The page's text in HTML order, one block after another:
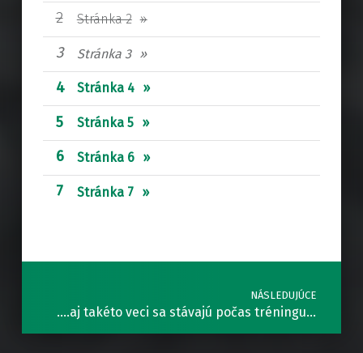
Stránka 2
Stránka 3
Stránka 4
Stránka 5
Stránka 6
Stránka 7
Navigácia v článkoch
NÁSLEDUJÚCE
….aj takéto veci sa stávajú počas tréningu…